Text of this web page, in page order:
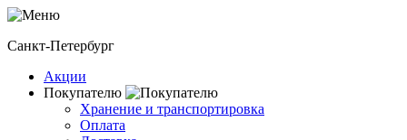
Санкт-Петербург
Акции
Покупателю
Хранение и транспортировка
Оплата